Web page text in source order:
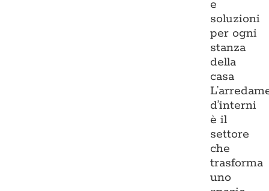
e
soluzioni
per ogni
stanza
della
casa
d’interni
è il
settore
che
trasforma
uno